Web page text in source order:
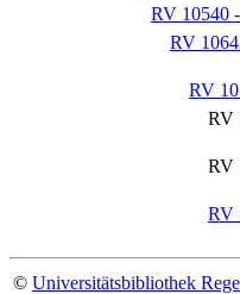
RV 10540
RV
RV
RV
RV
RV
© Universitätsbibliothek